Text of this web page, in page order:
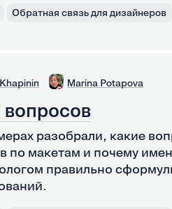
Обратная связь для дизайнеров
Marina Potapova
разобрали, какие
по макетам и почему
правильно